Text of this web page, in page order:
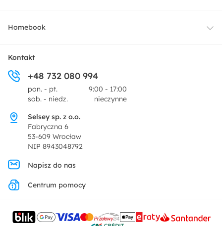
Dekoracje i akcesoria
Promocje
Dostawa
Zwroty
Pytania i odpowiedzi
Homebook
O nas
Centrum prasowe
Regulamin
Polityka prywatności
Ustawienia prywatności
Kontakt
Kontakt
+48 732 080 994
pon. - pt.
9:00 - 17:00
sob. - niedz.
nieczynne
Selsey sp. z o.o.
Fabryczna 6
53-609 Wrocław
NIP 8943048792
Napisz do nas
Centrum pomocy